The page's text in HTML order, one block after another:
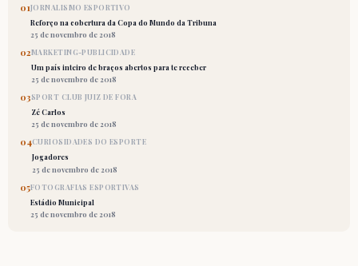
01JORNALISMO ESPORTIVO
Reforço na cobertura da Copa do Mundo da Tribuna
25 de novembro de 2018
02MARKETING-PUBLICIDADE
Um país inteiro de braços abertos para te receber
25 de novembro de 2018
03SPORT CLUB JUIZ DE FORA
Zé Carlos
25 de novembro de 2018
04CURIOSIDADES DO ESPORTE
Jogadores
25 de novembro de 2018
05FOTOGRAFIAS ESPORTIVAS
Estádio Municipal
25 de novembro de 2018